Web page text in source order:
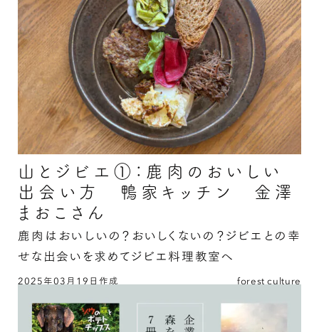
山とジビエ①：鹿肉のおいしい
出会い方 鴨家キッチン 金澤
まおこさん
鹿肉はおいしいの？おいしくないの？ジビエとの幸
せな出会いを求めてジビエ料理教室へ
2025年03月19日作成 forest culture
ッチン 金澤まおこさんの続きを読む